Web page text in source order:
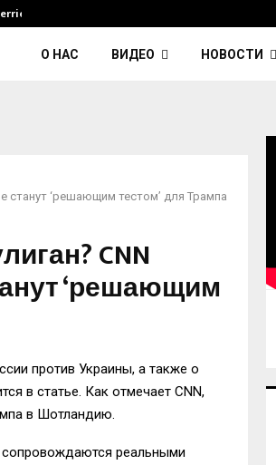
и его…
О НАС ВИДЕО НОВОСТИ
станут ‘решающим тестом’ для Трампа
CNN
‘решающим
против Украины, а также о
в статье. Как отмечает CNN,
в Шотландию.
реальными